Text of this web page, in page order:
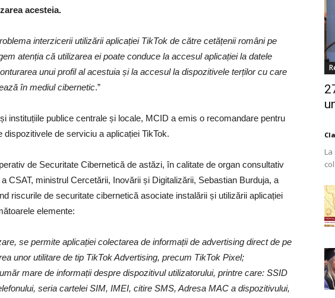
acesteia.
interzicerii utilizării aplicației TikTok de către cetățenii români pe
atenția că utilizarea ei poate conduce la accesul aplicației la datele
unui profil al acestuia și la accesul la dispozitivele terților cu care
în mediul cibernetic.”
instituțiile publice centrale și locale, MCID a emis o recomandare pentru
de serviciu a aplicației TikTok.
de Securitate Cibernetică de astăzi, în calitate de organ consultativ
CSAT, ministrul Cercetării, Inovării și Digitalizării, Sebastian Burduja, a
riscurile de securitate cibernetică asociate instalării și utilizării aplicației
elemente:
se permite aplicației colectarea de informații de advertising direct de pe
unor utilitare de tip TikTok Advertising, precum TikTok Pixel;
mare de informații despre dispozitivul utilizatorului, printre care: SSID
seria cartelei SIM, IMEI, citire SMS, Adresa MAC a dispozitivului,